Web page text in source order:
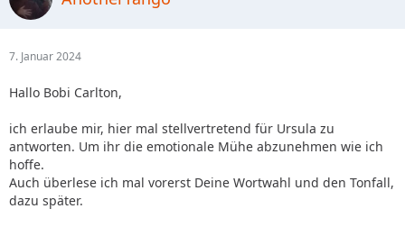
7. Januar 2024
Hallo Bobi Carlton,
ich erlaube mir, hier mal stellvertretend für Ursula zu
antworten. Um ihr die emotionale Mühe abzunehmen wie ich
hoffe.
Auch überlese ich mal vorerst Deine Wortwahl und den Tonfall,
dazu später.